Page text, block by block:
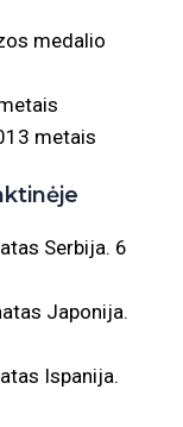
medalio
metais
Serbija. 6
Japonija.
Ispanija.